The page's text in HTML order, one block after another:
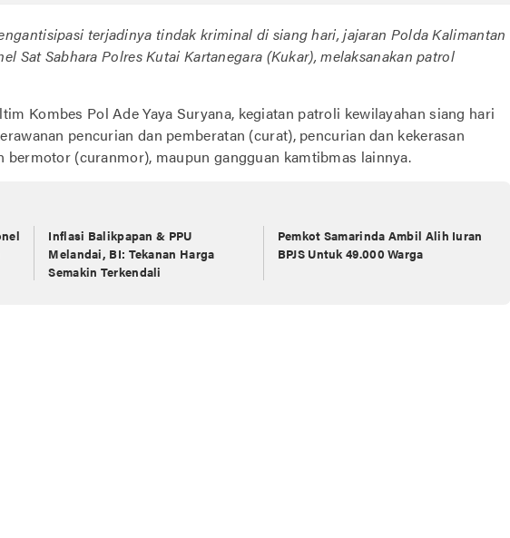
terjadinya tindak kriminal di siang hari, jajaran Polda Kalimantan
Sat Sabhara Polres Kutai Kartanegara (Kukar), melaksanakan patrol
Kombes Pol Ade Yaya Suryana, kegiatan patroli kewilayahan siang hari
pencurian dan pemberatan (curat), pencurian dan kekerasan
bermotor (curanmor), maupun gangguan kamtibmas lainnya.
Inflasi Balikpapan & PPU
Melandai, BI: Tekanan Harga
Semakin Terkendali
Pemkot Samarinda Ambil Alih Iuran
BPJS Untuk 49.000 Warga